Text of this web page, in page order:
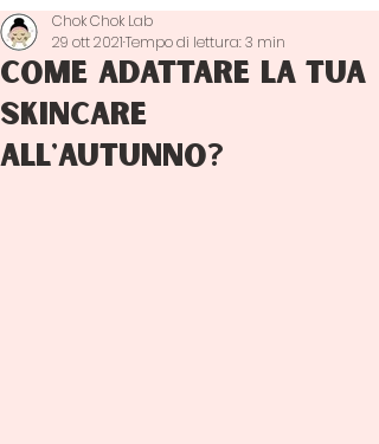
Come adattare la tua
skincare
all'autunno?
Chok Chok Lab
29 ott 2021Tempo di lettura: 3 min